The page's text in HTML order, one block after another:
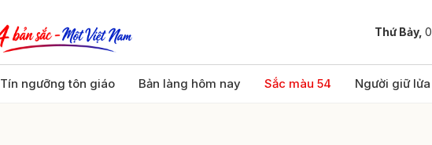
Thứ Bảy,
Tín ngưỡng tôn giáo Bản làng hôm nay Sắc màu 54 Người giữ lửa
Gửi bình luận